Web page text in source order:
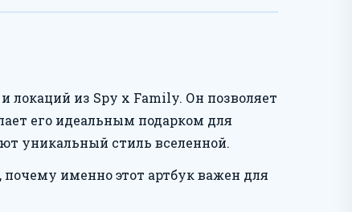
локаций из Spy x Family. Он позволяет
его идеальным подарком для
уникальный стиль вселенной.
именно этот артбук важен для